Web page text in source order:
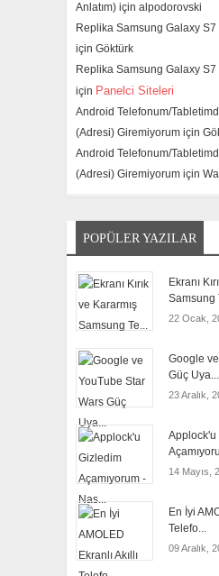
Anlatım) için alpodorovski
Replika Samsung Galaxy
için Göktürk
Replika Samsung Galaxy
için Panelci Siteleri
Android Telefonum/
(Adresi) Giremiyorum için
Android Telefonum/
(Adresi) Giremiyorum için
POPÜLER YAZILAR
Ekranı
Samsung
22 Ocak,
Google
Güç Uya...
23 Aralık,
Applock'u
14 Mayıs,
En İyi
Telefo...
09 Aralık,